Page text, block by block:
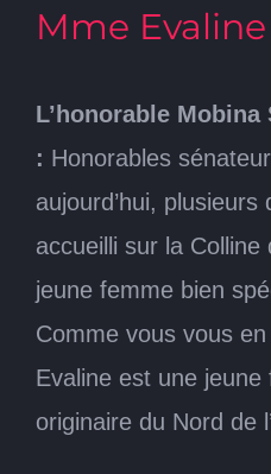
Mme
L’honorable Mobina
: Honorables
aujourd’hui, plusieurs
accueilli sur la
jeune femme bien
Comme vous vous
Evaline est une
originaire du Nord de